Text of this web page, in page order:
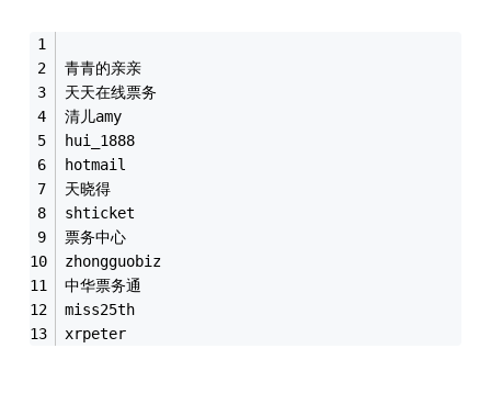
青青的亲亲
天天在线票务
清儿amy
hui_1888
hotmail
天晓得
shticket
票务中心
zhongguobiz
中华票务通
miss25th
xrpeter